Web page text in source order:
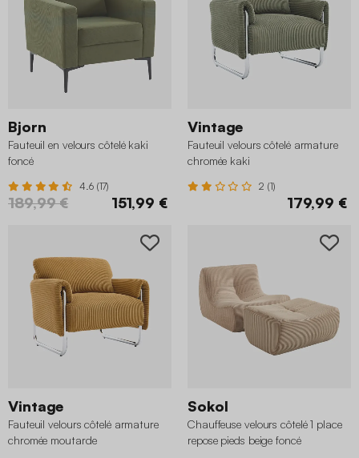
Bjorn
Fauteuil en velours côtelé kaki
foncé
4.6 (17)
189,99 € 151,99 €
Vintage
Fauteuil velours côtelé armature
chromée kaki
2 (1)
179,99 €
Vintage
Fauteuil velours côtelé armature
chromée moutarde
Sokol
Chauffeuse velours côtelé 1 place
repose pieds beige foncé